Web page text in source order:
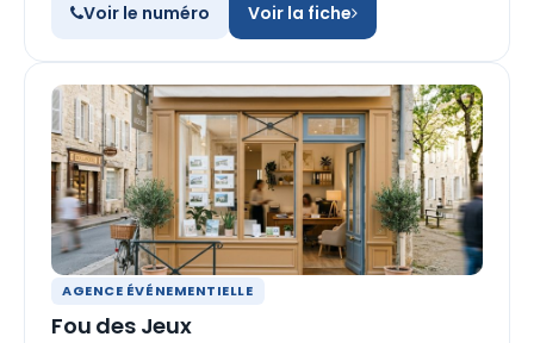
Voir le numéro Voir la fiche
AGENCE ÉVÉNEMENTIELLE
Fou des Jeux